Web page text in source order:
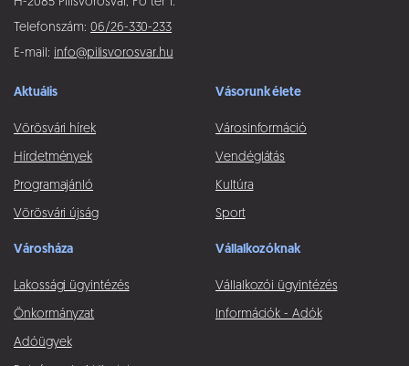
Telefonszám: 06/26-330-233
E-mail: info@pilisvorosvar.hu
Aktuális
Vörösvári hírek
Hírdetmények
Programajánló
Vörösvári újság
Vásorunk élete
Városinformáció
Vendéglátás
Kultúra
Sport
Városháza
Lakossági ügyintézés
Önkormányzat
Adóügyek
Vállalkozóknak
Vállalkozói ügyintézés
Információk - Adók